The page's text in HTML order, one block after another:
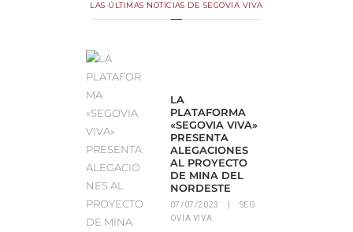
LAS ÚLTIMAS NOTICIAS DE SEGOVIA VIVA
LA
PLATAFORMA
«SEGOVIA VIVA»
PRESENTA
ALEGACIONES
AL PROYECTO
DE MINA DEL
NORDESTE
07/07/2023
SEG
OVIA VIVA